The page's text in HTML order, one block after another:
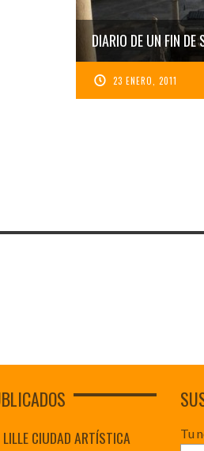
DIARIO DE UN FIN
23 ENERO, 2011
LILLE CIUDAD ARTÍSTICA Tu